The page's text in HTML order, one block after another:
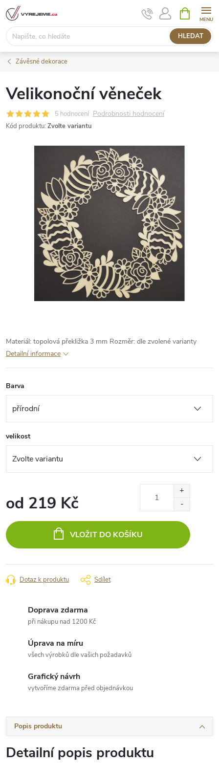
Přejít
na
obsah
HLEDAT
NÁKUPNÍ
KOŠÍK
Závěsné dekorace
Velikonoční věneček
5 hodnocení Podrobnosti hodnocení
Kód produktu: Zvolte variantu
Materiál: topolová překližka 3 mm Rozměr: dle zvolené varianty
Detailní informace
Barva
velikost
od 219 Kč
cena:
VLOŽIT DO KOŠÍKU
Dotaz k produktu Sdílet
Doprava zdarma
při nákupu nad 1200 Kč
Úprava na míru
všech výrobků dle vašich požadavků
Grafický návrh
vytvoříme zdarma před objednávkou
Popis produktu
Detailní popis produktu